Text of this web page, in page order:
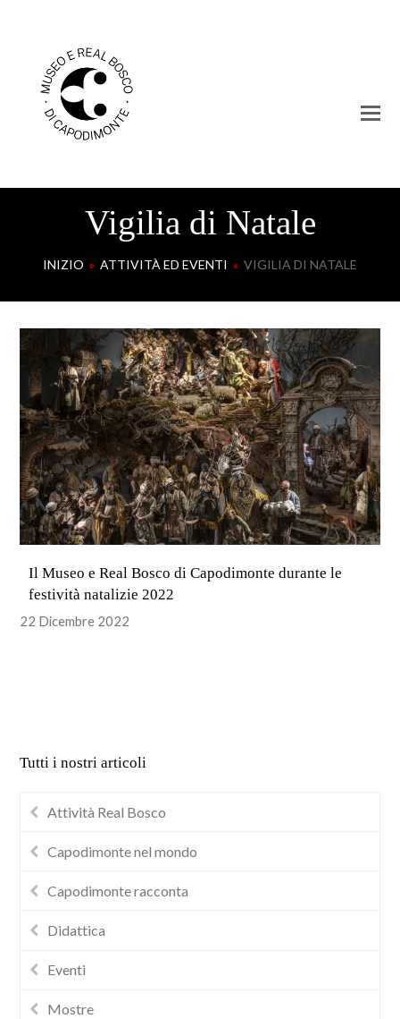
Vigilia di Natale
INIZIO » ATTIVITÀ ED EVENTI » VIGILIA DI NATALE
Il Museo e Real Bosco di Capodimonte durante le
festività natalizie 2022
22 Dicembre 2022
Tutti i nostri articoli
Attività Real Bosco
Capodimonte nel mondo
Capodimonte racconta
Didattica
Eventi
Mostre